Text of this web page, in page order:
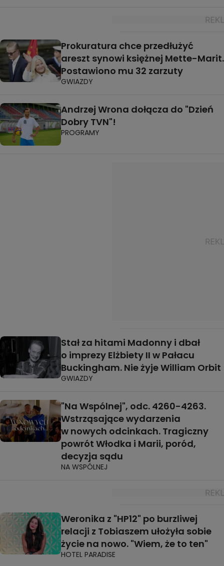
Prokuratura chce przedłużyć
areszt synowi księżnej Mette-Marit.
Postawiono mu 32 zarzuty
GWIAZDY
Andrzej Wrona dołącza do "Dzień
Dobry TVN"!
PROGRAMY
Stał za hitami Madonny i dbał
o imprezy Elżbiety II w Pałacu
Buckingham. Nie żyje William Orbit
GWIAZDY
"Na Wspólnej", odc. 4260-4263.
Wstrząsające wydarzenia
w nowych odcinkach. Tragiczny
powrót Włodka i Marii, poród,
decyzja sądu
NA WSPÓLNEJ
Weronika z "HP12" po burzliwej
relacji z Tobiaszem ułożyła sobie
życie na nowo. "Wiem, że to ten"
HOTEL PARADISE